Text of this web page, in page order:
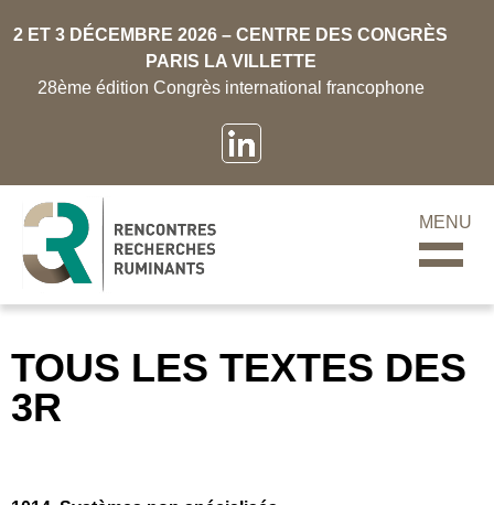
2 ET 3 DÉCEMBRE 2026 – CENTRE DES CONGRÈS
PARIS LA VILLETTE
28ème édition Congrès international francophone
MENU
TOUS LES TEXTES DES
3R